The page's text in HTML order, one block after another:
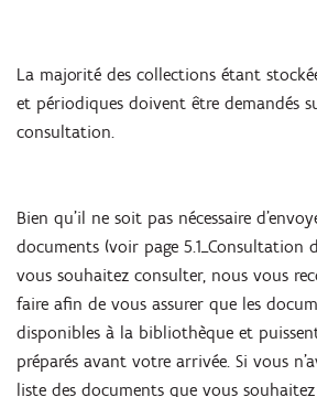
La majorité des collections étant
et périodiques doivent être demandés
consultation.
Bien qu'il ne soit pas nécessaire
documents (voir page 5.1_Consultation
vous souhaitez consulter, nous vous
faire afin de vous assurer que les
disponibles à la bibliothèque et
préparés avant votre arrivée. Si vous
liste des documents que vous